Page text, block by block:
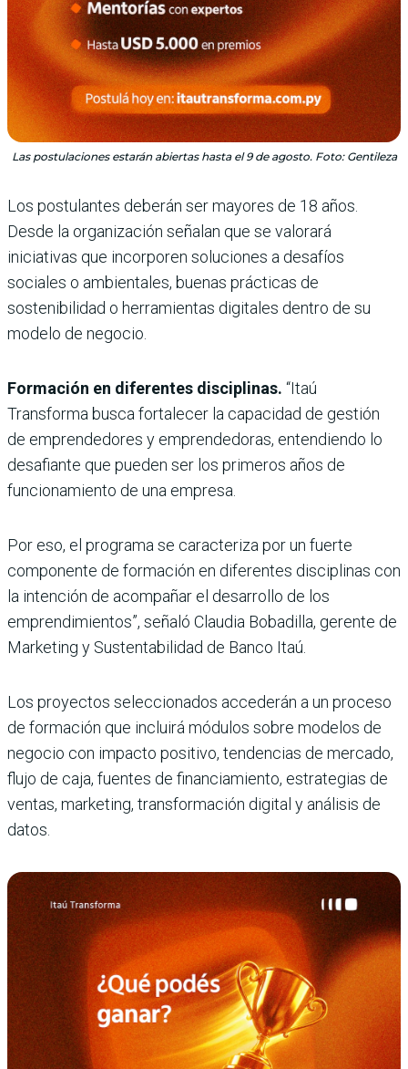
Las postulaciones estarán abiertas hasta el 9 de agosto. Foto: Gentileza
Los postulantes deberán ser mayores de 18 años.
Desde la organización señalan que se valorará
iniciativas que incorporen soluciones a desafíos
sociales o ambientales, buenas prácticas de
sostenibilidad o herramientas digitales dentro de su
modelo de negocio.
Formación en diferentes disciplinas. “Itaú
Transforma busca fortalecer la capacidad de gestión
de emprendedores y emprendedoras, entendiendo lo
desafiante que pueden ser los primeros años de
funcionamiento de una empresa.
Por eso, el programa se caracteriza por un fuerte
componente de formación en diferentes disciplinas con
la intención de acompañar el desarrollo de los
emprendimientos”, señaló Claudia Bobadilla, gerente de
Marketing y Sustentabilidad de Banco Itaú.
Los proyectos seleccionados accederán a un proceso
de formación que incluirá módulos sobre modelos de
negocio con impacto positivo, tendencias de mercado,
flujo de caja, fuentes de financiamiento, estrategias de
ventas, marketing, transformación digital y análisis de
datos.